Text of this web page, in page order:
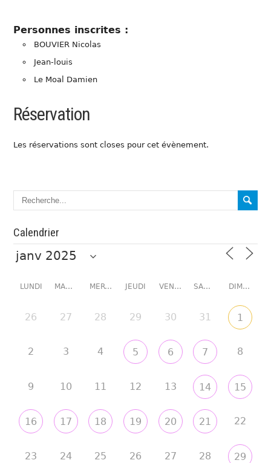
Personnes inscrites :
BOUVIER Nicolas
Jean-louis
Le Moal Damien
Réservation
Les réservations sont closes pour cet évènement.
Calendrier
LUNDI MARDI MERCREDI JEUDI VENDREDI SAMEDI DIMANCHE
26 27 28 29 30 31 1
2 3 4 5 6 7 8
9 10 11 12 13 14 15
16 17 18 19 20 21 22
23 24 25 26 27 28 29